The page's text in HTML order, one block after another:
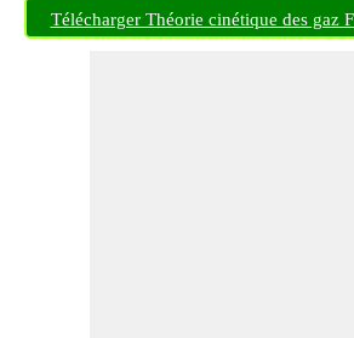
Volume de gaz donné vitesse moyenne
Télécharger Théorie cinétique des gaz